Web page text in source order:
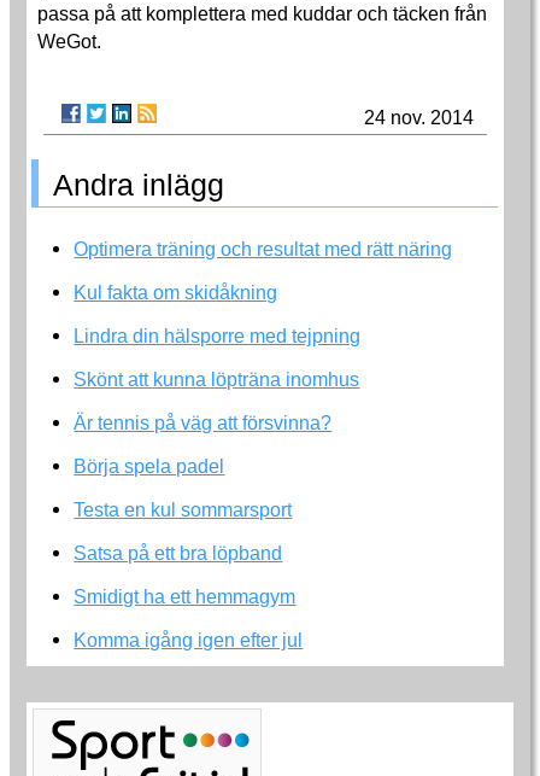
passa på att komplettera med kuddar och täcken från
WeGot.
24 nov. 2014
Andra inlägg
Optimera träning och resultat med rätt näring
Kul fakta om skidåkning
Lindra din hälsporre med tejpning
Skönt att kunna löpträna inomhus
Är tennis på väg att försvinna?
Börja spela padel
Testa en kul sommarsport
Satsa på ett bra löpband
Smidigt ha ett hemmagym
Komma igång igen efter jul